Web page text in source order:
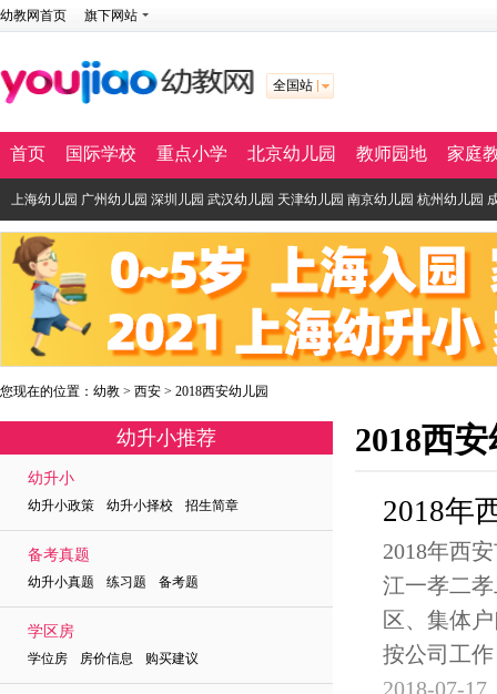
幼教网首页 旗下网站
全国站
首页 国际学校 重点小学 北京幼儿园 教师园地 家庭
上海幼儿园 广州幼儿园 深圳儿园 武汉幼儿园 天津幼儿园 南京幼儿园 杭州幼儿园
您现在的位置： 幼教 > 西安 > 2018西安幼儿园
幼升小推荐
幼升小
幼升小政策 幼升小择校 招生简章
备考真题
幼升小真题 练习题 备考题
学区房
学位房 房价信息 购买建议
2018西
2018年
2018年西
江一孝二
区、集体
按公司工作
2018-07-17